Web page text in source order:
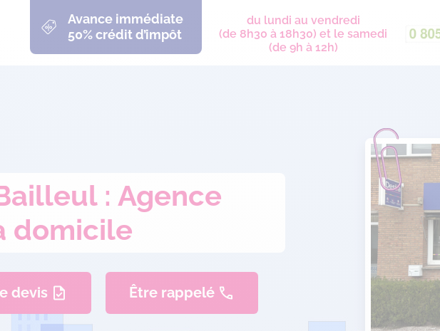
Avance immédiate
50% crédit d’impôt
du lundi au vendredi
(de 8h30 à 18h30) et le samedi
(de 9h à 12h)
: Agence
domicile
devis Être rappelé